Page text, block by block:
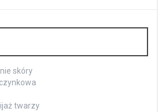
skóry
twarzy